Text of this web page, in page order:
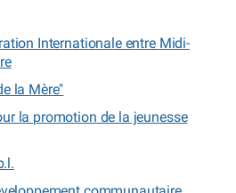
Internationale entre Midi-
la Mère"
la promotion de la jeunesse